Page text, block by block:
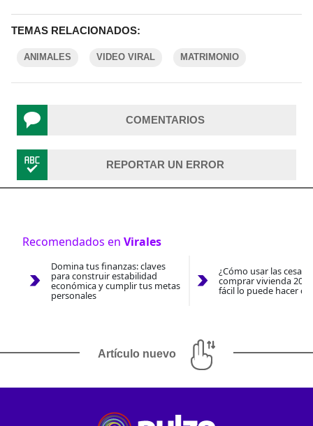
TEMAS RELACIONADOS:
ANIMALES VIDEO VIRAL MATRIMONIO
COMENTARIOS
REPORTAR UN ERROR
Recomendados en Virales
Domina tus finanzas: claves
para construir estabilidad
económica y cumplir tus metas
personales
¿Cómo usar las
comprar vivienda
fácil lo puede hacer
Artículo nuevo